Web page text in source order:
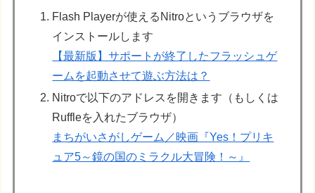
Flash Playerが使えるNitroというブラウザを
インストールします
【最新版】サポートが終了したフラッシュゲ
ームを起動させて遊ぶ方法は？
Nitroで以下のアドレスを開きます（もしくは
Ruffleを入れたブラウザ）
まちがいさがしゲーム／映画『Yes！プリキ
ュア5～鏡の国のミラクル大冒険！～』